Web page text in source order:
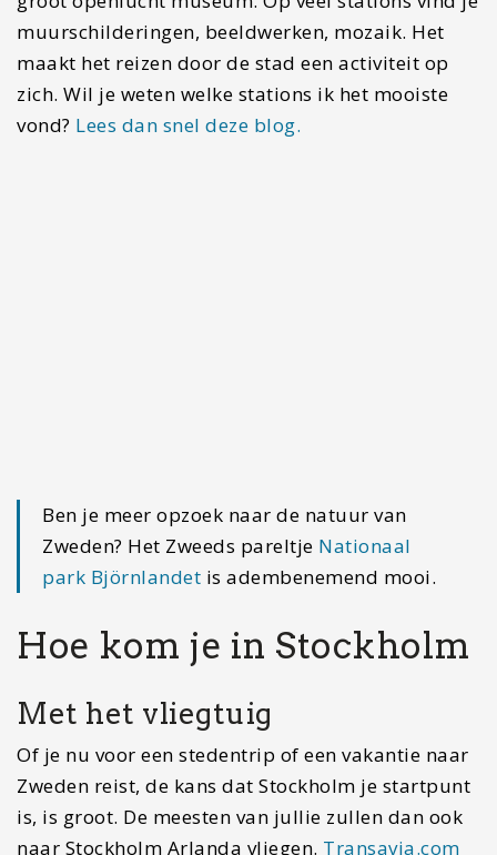
Met het vliegtuig
Of je nu voor een stedentrip of een vakantie naar
Zweden reist, de kans dat Stockholm je startpunt
De goedkoopste optie om naar Stockholm te
reizen is met deFlixbus
. Ja ook goedkoper dan
rijden. Dit komt mede door de benzinekosten
maar ook de tolbruggen en/of de veerboot tussen
Puttgarden en Rodby. Een groot nadeel, de reis
duurt bijna 24 uur en je moet in Hamburg
niet vliegen of wil je kosten besparen dan is dit
wel een hele goede optie.
Met de auto naar Stockholm
reizen